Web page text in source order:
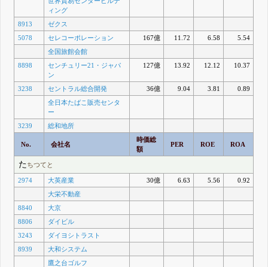
ィング
8913
ゼクス
5078
セレコーポレーション 167億 11.72 6.58
5.54
全国旅館会館
8898
センチュリー21・ジャパ
ン
127億 13.92 12.12 10.37
3238 セントラル総合開発 36億 9.04 3.81
0.89
全日本たばこ販売センタ
ー
3239
総和地所
No. 会社名
時価総
額
PER ROE ROA
たちつてと
2974 大英産業 30億 6.63 5.56
0.92
大栄不動産
8840
大京
8806
ダイビル
3243
ダイヨシトラスト
8939
大和システム
鷹之台ゴルフ